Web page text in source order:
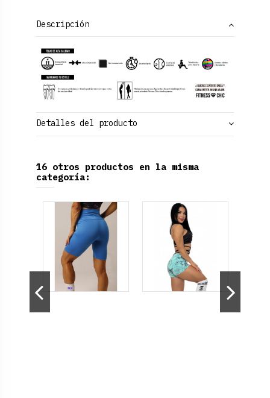
Descripción
Detalles del producto
16 otros productos en la misma
categoría: